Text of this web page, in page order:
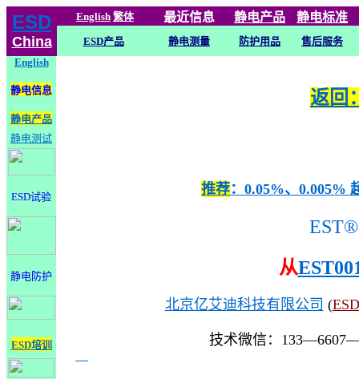
ESD
China
English 繁体 最近信息 静电产品 静电标准
ESD产品 静电测量 防护用品
售后服务
English
静电信息
静电产品
静电测试
ESD试验
静电防护
ESD培训
返回
推荐：0.05%、0.005%
EST®
从
北京亿艾迪科技有限公司 (
技术微信：